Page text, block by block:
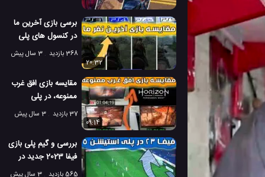
برسی بازی آخرین ما
در کنسول های پلی
استیشن 3، 4 و 5
368 بازدید
3 سال پیش
20:32
مقایسه بازی افق غرب
ممنوعه، در پلی
استیشن 4،4 پرو و 5
37 بازدید
3 سال پیش
09:14
بررسی و گیم پلی بازی
فیفا 2023 جدید در
پلی استیشن 5
565 بازدید
3 سال پیش